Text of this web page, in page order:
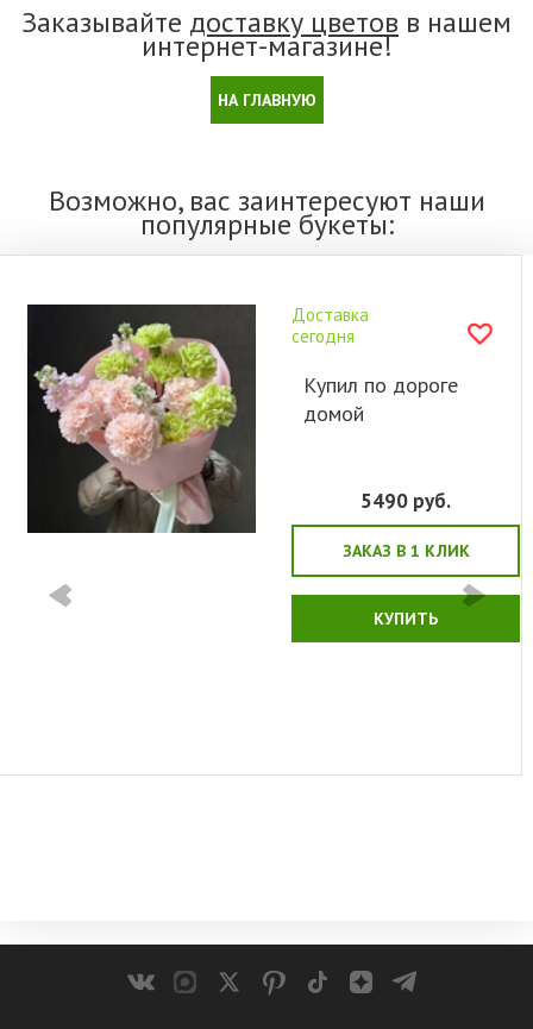
Заказывайте доставку цветов в нашем
интернет-магазине!
НА ГЛАВНУЮ
Возможно, вас заинтересуют наши
популярные букеты:
Доставка
сегодня
Купил по дороге
домой
5490 руб.
ЗАКАЗ В 1 КЛИК
КУПИТЬ